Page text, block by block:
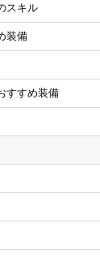
スキル
装備
すすめ装備